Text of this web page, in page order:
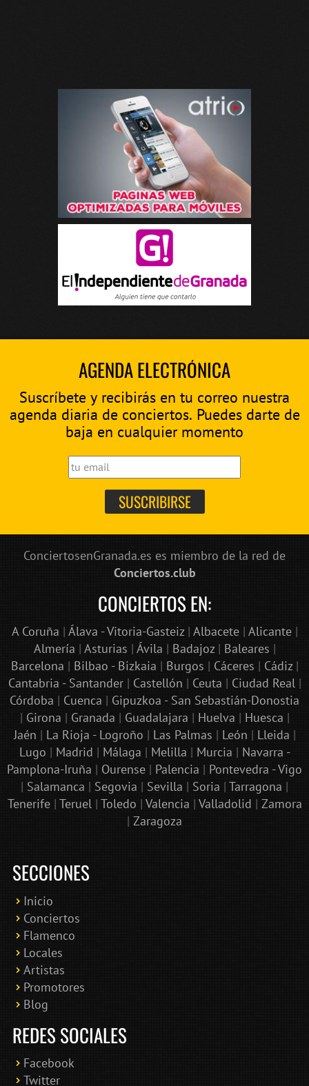
AGENDA ELECTRÓNICA
Suscríbete y recibirás en tu correo nuestra
agenda diaria de conciertos. Puedes darte de
baja en cualquier momento
ConciertosenGranada.es es miembro de la red de
Conciertos.club
CONCIERTOS EN:
A Coruña | Álava - Vitoria-Gasteiz| Albacete| Alicante|
Almería | Asturias | Ávila | Badajoz| Baleares |
Barcelona | Bilbao - Bizkaia | Burgos | Cáceres | Cádiz|
Cantabria - Santander| Castellón | Ceuta | Ciudad Real|
Córdoba | Cuenca | Gipuzkoa - San Sebastián-Donostia
| Girona | Granada | Guadalajara | Huelva | Huesca |
Jaén | La Rioja - Logroño | Las Palmas | León | Lleida |
Lugo | Madrid | Málaga | Melilla | Murcia | Navarra -
Pamplona-Iruña | Ourense | Palencia | Pontevedra - Vigo
| Salamanca | Segovia | Sevilla | Soria | Tarragona |
Tenerife| Teruel| Toledo | Valencia | Valladolid | Zamora
| Zaragoza
SECCIONES
Inicio
Conciertos
Flamenco
Locales
Artistas
Promotores
Blog
REDES SOCIALES
Facebook
Twitter